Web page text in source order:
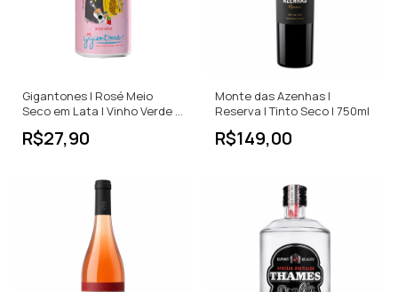
Gigantones | Rosé Meio
Seco em Lata | Vinho Verde |
Portugal | 250ml
R$27,90
Monte das Azenhas |
Reserva | Tinto Seco | 750ml
R$149,00